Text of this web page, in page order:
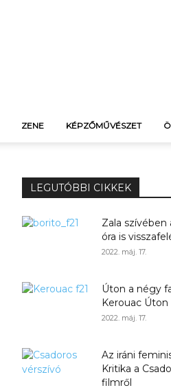
ZENE KÉPZŐMŰVÉSZET
LEGUTÓBBI CIKKEK
Zala szívében
óra is
2022. máj. 17.
Úton a négy
Kerouac
2022. máj. 17.
Az iráni
Kritika a
filmről